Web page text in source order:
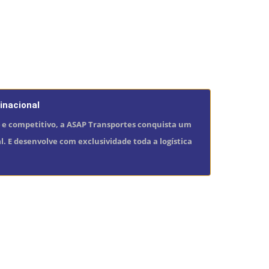
competitivo, a ASAP Transportes conquista um
desenvolve com exclusividade toda a logística